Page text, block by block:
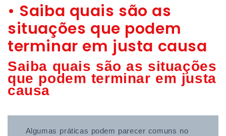
• Saiba quais são as
situações que podem
terminar em justa causa
Saiba quais são as situações
que podem terminar em justa
causa
Algumas práticas podem parecer comuns no